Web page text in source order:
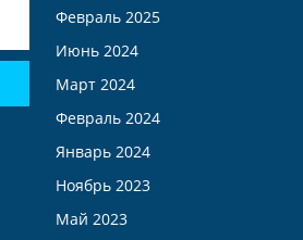
Февраль 2025
Июнь 2024
Март 2024
Февраль 2024
Январь 2024
Ноябрь 2023
Май 2023